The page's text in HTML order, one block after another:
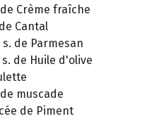
Crème fraîche
Cantal
s. de Parmesan
s. de Huile d'olive
muscade
de Piment